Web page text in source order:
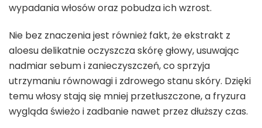
wypadania włosów oraz pobudza ich wzrost.
Nie bez znaczenia jest również fakt, że ekstrakt z
aloesu delikatnie oczyszcza skórę głowy, usuwając
nadmiar sebum i zanieczyszczeń, co sprzyja
utrzymaniu równowagi i zdrowego stanu skóry. Dzięki
temu włosy stają się mniej przetłuszczone, a fryzura
wygląda świeżo i zadbanie nawet przez dłuższy czas.